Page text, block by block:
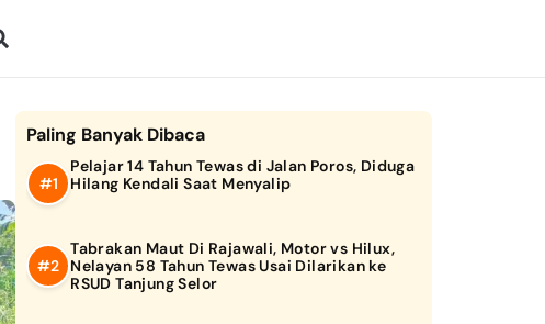
Paling Banyak Dibaca
Pelajar 14 Tahun Tewas di Jalan Poros, Diduga
Hilang Kendali Saat Menyalip
Tabrakan Maut Di Rajawali, Motor vs Hilux,
Nelayan 58 Tahun Tewas Usai Dilarikan ke
RSUD Tanjung Selor